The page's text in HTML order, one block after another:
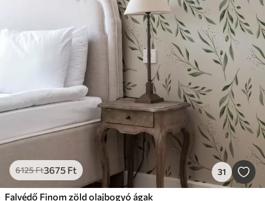
6125Ft3675 Ft 31
Falvédő Finom zöld olajbogyó ágak